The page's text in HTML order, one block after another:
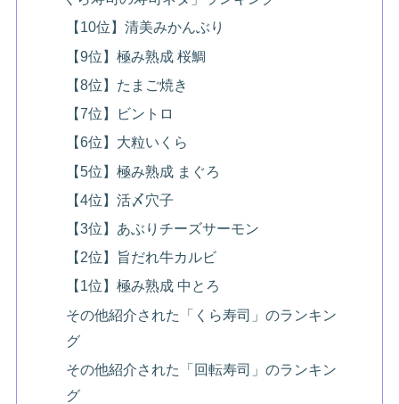
【10位】清美みかんぶり
【9位】極み熟成 桜鯛
【8位】たまご焼き
【7位】ビントロ
【6位】大粒いくら
【5位】極み熟成 まぐろ
【4位】活〆穴子
【3位】あぶりチーズサーモン
【2位】旨だれ牛カルビ
【1位】極み熟成 中とろ
その他紹介された「くら寿司」のランキン
グ
その他紹介された「回転寿司」のランキン
グ